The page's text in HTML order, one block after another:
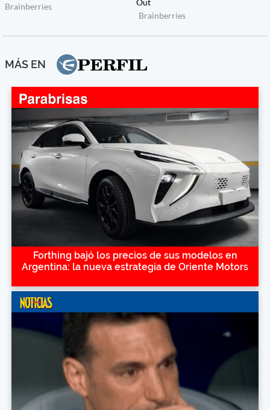
MÁS EN
Forthing bajó los precios de sus modelos en
Argentina: la nueva estrategia de Oriente Motors